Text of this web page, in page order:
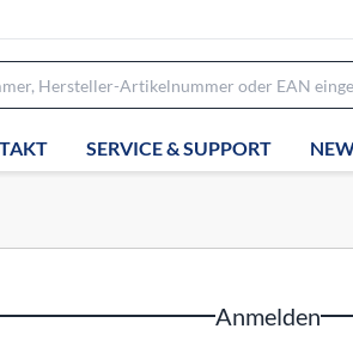
SERVICE & SUPPORT
Anmelden